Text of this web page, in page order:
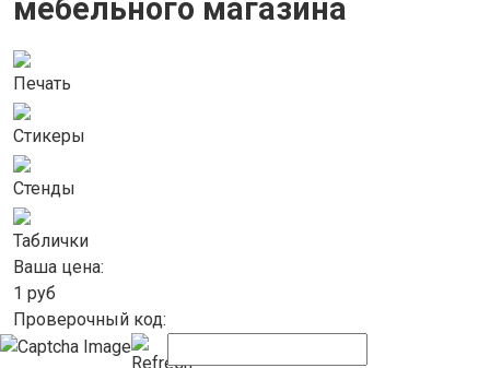
мебельного магазина
Печать
Стикеры
Стенды
Таблички
Ваша цена:
1 руб
Проверочный код: